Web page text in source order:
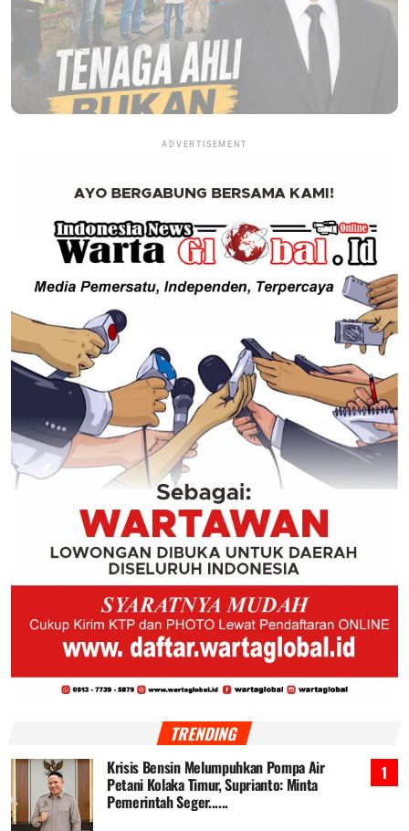
ADVERTISEMENT
TRENDING
Krisis Bensin Melumpuhkan Pompa Air
Petani Kolaka Timur, Suprianto: Minta
Pemerintah Seger......